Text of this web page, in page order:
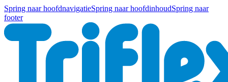
Spring naar hoofdnavigatieSpring naar hoofdinhoudSpring naar
footer